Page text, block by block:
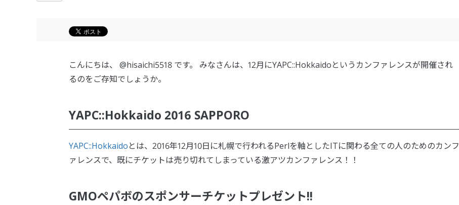
こんにちは、 @hisaichi5518 です。 みなさんは、12月にYAPC::Hokkaidoというカンファレンスが開催され
るのをご存知でしょうか。
YAPC::Hokkaido 2016 SAPPORO
YAPC::Hokkaidoとは、2016年12月10日に札幌で行われるPerlを軸としたITに関わる全ての人のためのカンフ
ァレンスで、既にチケットは売り切れてしまっている激アツカンファレンス！！
GMOペパボのスポンサーチケットプレゼント!!